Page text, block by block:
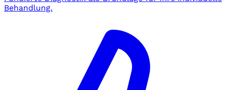
Behandlung.